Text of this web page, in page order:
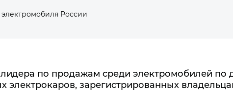
России
по продажам среди электромобилей по
электрокаров, зарегистрированных